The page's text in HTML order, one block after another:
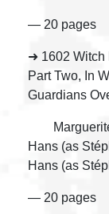
— 20 pages
➜ 1602 Witch
Part Two, In
Guardians
Marguerite
Hans (as
Hans (as
— 20 pages